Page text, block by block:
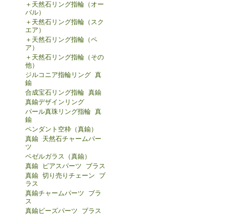
＋天然石リング指輪（オー
バル）
＋天然石リング指輪（スク
エア）
＋天然石リング指輪（ペ
ア）
＋天然石リング指輪（その
他）
ジルコニア指輪リング 真
鍮
合成宝石リング指輪 真鍮
真鍮デザインリング
パール真珠リング指輪 真
鍮
ペンダント空枠（真鍮）
真鍮 天然石チャームパー
ツ
ベゼルガラス（真鍮）
真鍮 ピアスパーツ ブラス
真鍮 切り売りチェーン ブ
ラス
真鍮チャームパーツ ブラ
ス
真鍮ビーズパーツ ブラス